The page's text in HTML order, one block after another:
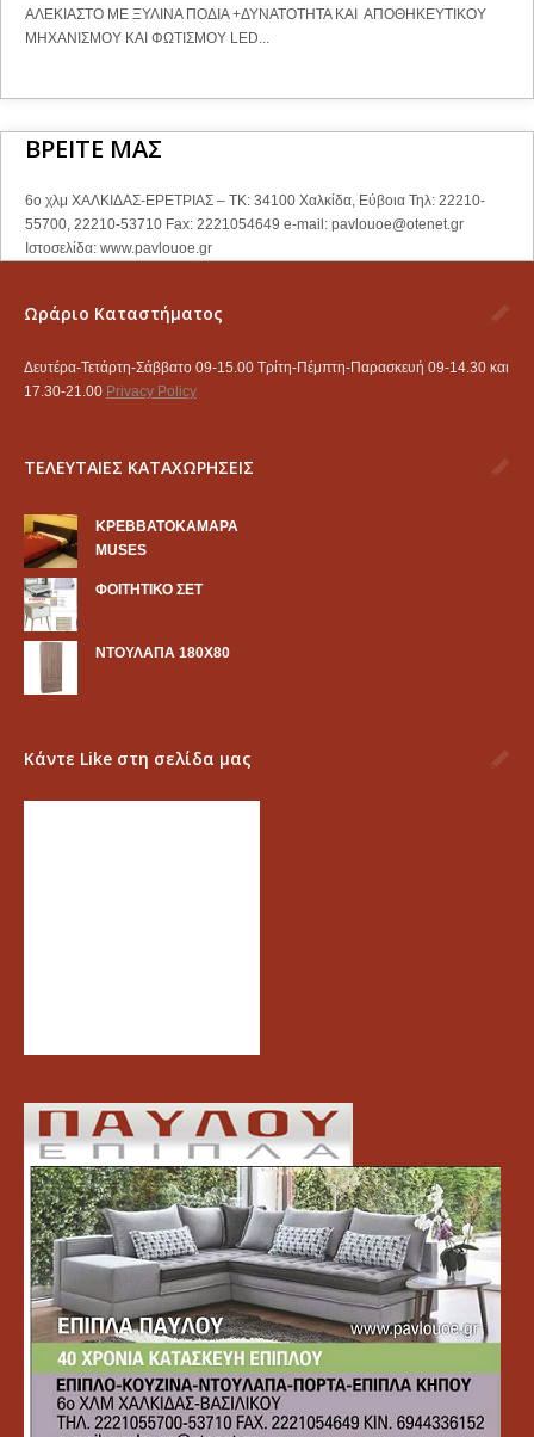
ΑΛΕΚΙΑΣΤΟ ΜΕ ΞΥΛΙΝΑ ΠΟΔΙΑ +ΔΥΝΑΤΟΤΗΤΑ ΚΑΙ ΑΠΟΘΗΚΕΥΤΙΚΟΥ
ΜΗΧΑΝΙΣΜΟΥ ΚΑΙ ΦΩΤΙΣΜΟΥ LED...
ΒΡΕΙΤΕ ΜΑΣ
6ο χλμ ΧΑΛΚΙΔΑΣ-ΕΡΕΤΡΙΑΣ – ΤΚ: 34100 Χαλκίδα, Εύβοια Τηλ: 22210-
55700, 22210-53710 Fax: 2221054649 e-mail: pavlouoe@otenet.gr
Ιστοσελίδα: www.pavlouoe.gr
Ωράριο Καταστήματος
Δευτέρα-Τετάρτη-Σάββατο 09-15.00 Τρίτη-Πέμπτη-Παρασκευή 09-14.30 και
17.30-21.00 Privacy Policy
ΤΕΛΕΥΤΑΙΕΣ ΚΑΤΑΧΩΡΗΣΕΙΣ
KΡΕΒΒΑΤΟΚΑΜΑΡΑ
MUSES
ΦΟΙΤΗΤΙΚΟ ΣΕΤ
ΝΤΟΥΛΑΠΑ 180Χ80
Κάντε Like στη σελίδα μας